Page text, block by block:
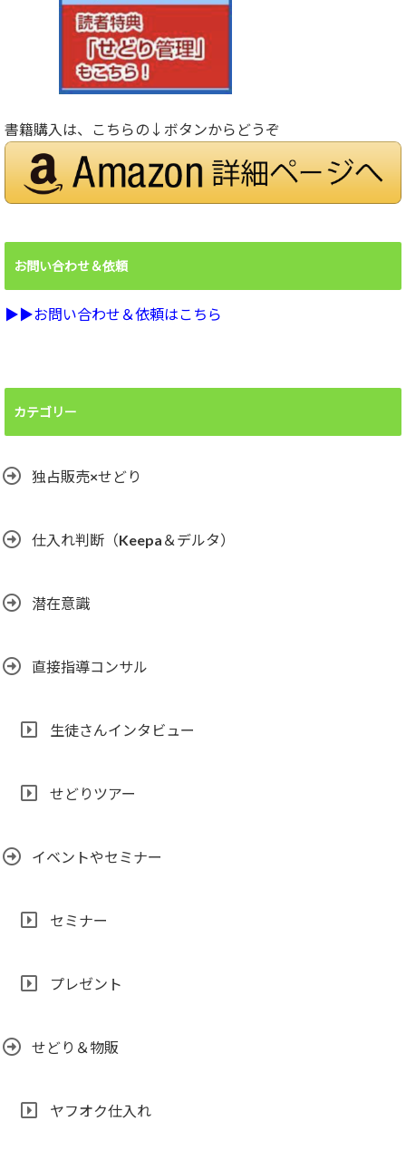
書籍購入は、こちらの↓ボタンからどうぞ
お問い合わせ＆依頼
▶︎▶︎お問い合わせ＆依頼はこちら
カテゴリー
独占販売×せどり
仕入れ判断（Keepa＆デルタ）
潜在意識
直接指導コンサル
生徒さんインタビュー
せどりツアー
イベントやセミナー
セミナー
プレゼント
せどり＆物販
ヤフオク仕入れ